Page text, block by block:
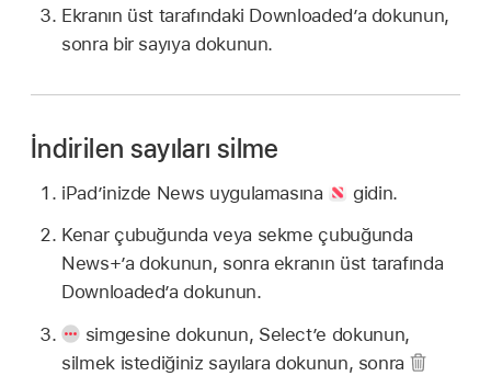
Ekranın üst tarafındaki Downloaded’a dokunun,
sonra bir sayıya dokunun.
İndirilen sayıları silme
iPad’inizde News uygulamasına
gidin.
Kenar çubuğunda veya sekme çubuğunda
News+’a dokunun, sonra ekranın üst tarafında
Downloaded’a dokunun.
simgesine dokunun, Select’e dokunun,
silmek istediğiniz sayılara dokunun, sonra